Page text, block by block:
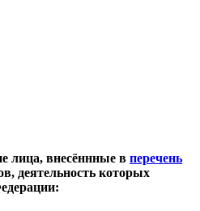
лица, внесённные в перечень
деятельность которых